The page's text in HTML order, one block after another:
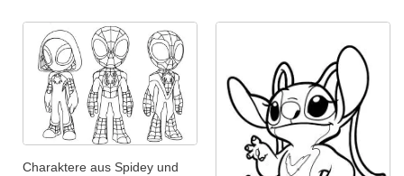
Charaktere aus Spidey und